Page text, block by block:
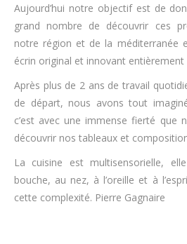
Aujourd’hui notre objectif est de
grand nombre de découvrir ces
notre région et de la méditerranée
écrin original et innovant entièrement
Après plus de 2 ans de travail
de départ, nous avons tout
c’est avec une immense fierté que
découvrir nos tableaux et
La cuisine est multisensorielle,
bouche, au nez, à l’oreille et à
cette complexité. Pierre Gagnaire